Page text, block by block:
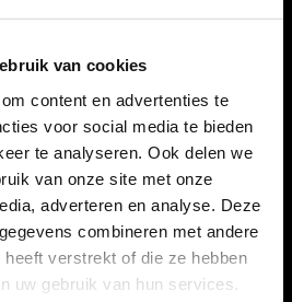
van cookies
content en advertenties te
voor social media te bieden
te analyseren. Ook delen we
van onze site met onze
adverteren en analyse. Deze
combineren met andere
verstrekt of die ze hebben
uw gebruik van hun services.